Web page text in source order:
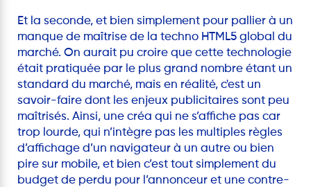
Et la seconde, et bien simplement pour pallier à un
manque de maîtrise de la techno HTML5 global du
marché. On aurait pu croire que cette technologie
était pratiquée par le plus grand nombre étant un
standard du marché, mais en réalité, c'est un
savoir-faire dont les enjeux publicitaires sont peu
maîtrisés. Ainsi, une créa qui ne s’affiche pas car
trop lourde, qui n’intègre pas les multiples règles
d’affichage d’un navigateur à un autre ou bien
pire sur mobile, et bien c’est tout simplement du
budget de perdu pour l’annonceur et une contre-